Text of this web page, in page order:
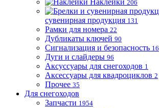
Наклейки 206
сувенирная продукция 131
Рамки для номера 22
Дубликаты ключей 90
Сигнализация и безопасность 16
Дуги и слайдеры 96
Аксуссуары для снегоходов 1
Аксессуары для квадроциклов 2
Прочее 35
Для снегоходов
Запчасти 1954